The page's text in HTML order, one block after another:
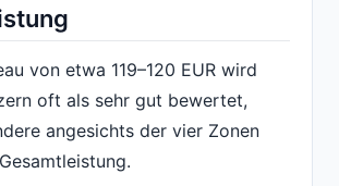
von etwa 119–120 EUR wird
oft als sehr gut bewertet,
angesichts der vier Zonen